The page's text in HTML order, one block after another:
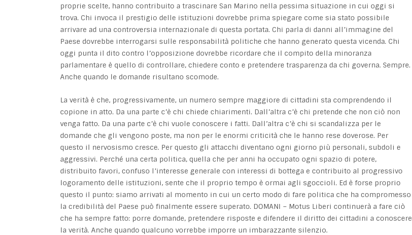
proprie scelte, hanno contribuito a trascinare San Marino nella pessima situazione in cui oggi si
trova. Chi invoca il prestigio delle istituzioni dovrebbe prima spiegare come sia stato possibile
arrivare ad una controversia internazionale di questa portata. Chi parla di danni all’immagine del
Paese dovrebbe interrogarsi sulle responsabilità politiche che hanno generato questa vicenda. Chi
oggi punta il dito contro l’opposizione dovrebbe ricordare che il compito della minoranza
parlamentare è quello di controllare, chiedere conto e pretendere trasparenza da chi governa. Sempre.
Anche quando le domande risultano scomode.
La verità è che, progressivamente, un numero sempre maggiore di cittadini sta comprendendo il
copione in atto. Da una parte c’è chi chiede chiarimenti. Dall’altra c’è chi pretende che non ciò non
venga fatto. Da una parte c’è chi vuole conoscere i fatti. Dall’altra c’è chi si scandalizza per le
domande che gli vengono poste, ma non per le enormi criticità che le hanno rese doverose. Per
questo il nervosismo cresce. Per questo gli attacchi diventano ogni giorno più personali, subdoli e
aggressivi. Perché una certa politica, quella che per anni ha occupato ogni spazio di potere,
distribuito favori, confuso l’interesse generale con interessi di bottega e contribuito al progressivo
logoramento delle istituzioni, sente che il proprio tempo è ormai agli sgoccioli. Ed è forse proprio
questo il punto: siamo arrivati al momento in cui un certo modo di fare politica che ha compromesso
la credibilità del Paese può finalmente essere superato. DOMANI – Motus Liberi continuerà a fare ciò
che ha sempre fatto: porre domande, pretendere risposte e difendere il diritto dei cittadini a conoscere
la verità. Anche quando qualcuno vorrebbe imporre un imbarazzante silenzio.